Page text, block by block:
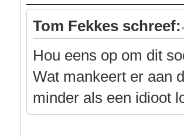
Tom Fekkes schreef:
Hou eens op om dit
Wat mankeert er aan
minder als een idioot